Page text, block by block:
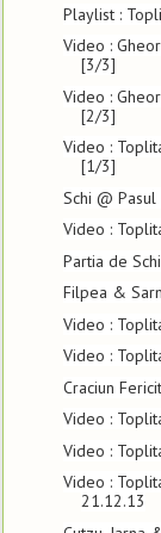
Playlist :
Video :
[3/3]
Video :
[2/3]
Video :
[1/3]
Schi @ Pasul
Video :
Partia de
Filpea &
Video :
Video :
Craciun
Video :
Video :
Video :
21.12.13